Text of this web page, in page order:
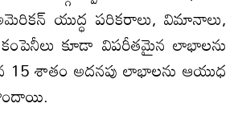
యుద్ధ పరికరాలు, విమానాలు,
కూడా విపరీతమైన లాభాలను
15 శాతం అదనపు లాభాలను ఆయుధ